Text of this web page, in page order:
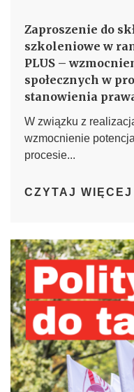
Zaproszenie do
szkoleniowe w
PLUS –
społecznych w
stanowienia
W związku z
wzmocnienie
procesie...
CZYTAJ WIĘCEJ